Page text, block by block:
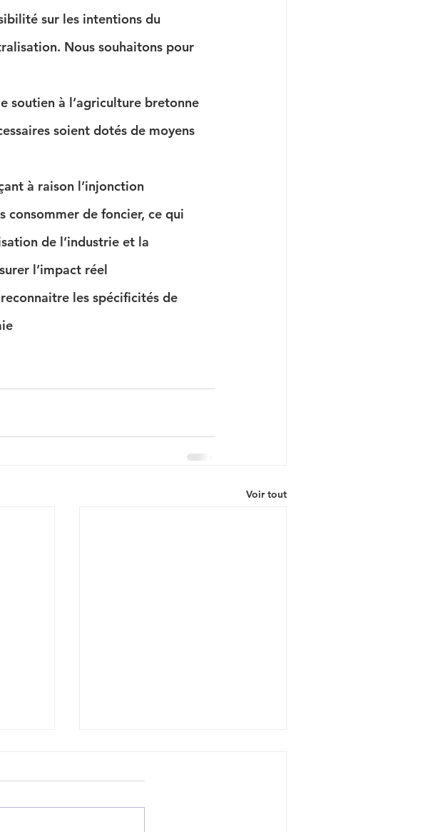
sur les intentions du
Nous souhaitons pour
soutien à l’agriculture bretonne
soient dotés de moyens
à raison l’injonction
de foncier, ce qui
de l’industrie et la
l’impact réel
les spécificités de
Voir tout